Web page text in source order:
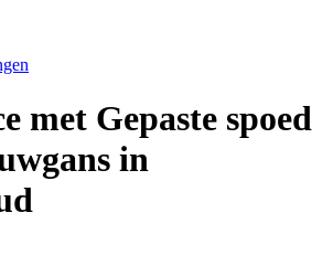
met Gepaste spoed
in